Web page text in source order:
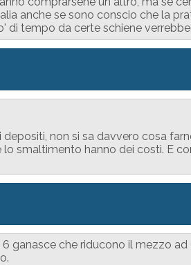
anche se sono conscio che la
di tempo da certe schiene
non si sa davvero cosa
smaltimento hanno dei costi. E
ganasce che riducono il mezzo ad